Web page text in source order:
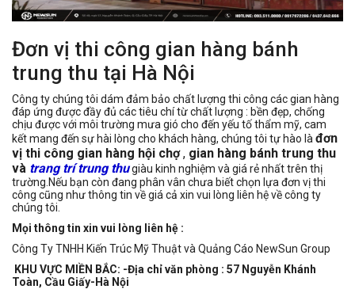
Đơn vị thi công gian hàng bánh
trung thu tại Hà Nội
Công ty chúng tôi dám đảm bảo chất lượng thi công các gian hàng
đáp ứng được đầy đủ các tiêu chí từ chất lượng : bền đẹp, chống
chịu được với môi trường mưa gió cho đến yếu tố thẩm mỹ, cam
kết mang đến sự hài lòng cho khách hàng, chúng tôi tự hào làđơn
vị thi công gian hàng hội chợ, gian hàng bánh trung thu
và trang trí trung thugiàu kinh nghiệm và giá rẻ nhất trên thị
trường.Nếu bạn còn đang phân vân chưa biết chọn lựa đơn vị thi
công cũng như thông tin về giá cả xin vui lòng liên hệ về công ty
chúng tôi.
Mọi thông tin xin vui lòng liên hệ :
Công Ty TNHH Kiến Trúc Mỹ Thuật và Quảng Cáo NewSun Group
KHU VỰC MIỀN BẮC: -Địa chỉ văn phòng : 57 Nguyễn Khánh
Toàn, Cầu Giấy-Hà Nội